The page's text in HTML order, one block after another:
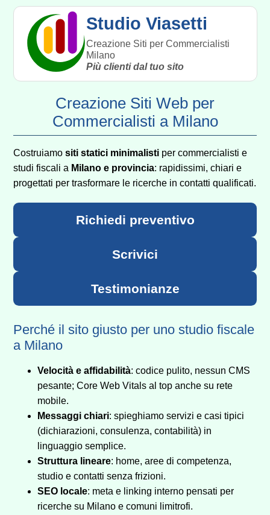
Studio Viasetti
Creazione Siti per Commercialisti
Milano
Più clienti dal tuo sito
Creazione Siti Web per
Commercialisti a Milano
Costruiamositi statici minimalisti per commercialisti e
studi fiscali a Milano e provincia: rapidissimi, chiari e
progettati per trasformare le ricerche in contatti qualificati.
Richiedi preventivo
Scrivici
Testimonianze
Perché il sito giusto per uno studio fiscale
a Milano
Velocità e affidabilità: codice pulito, nessun CMS
pesante; Core Web Vitals al top anche su rete
mobile.
Messaggi chiari: spieghiamo servizi e casi tipici
(dichiarazioni, consulenza, contabilità) in
linguaggio semplice.
Struttura lineare: home, aree di competenza,
studio e contatti senza frizioni.
SEO locale: meta e linking interno pensati per
ricerche su Milano e comuni limitrofi.